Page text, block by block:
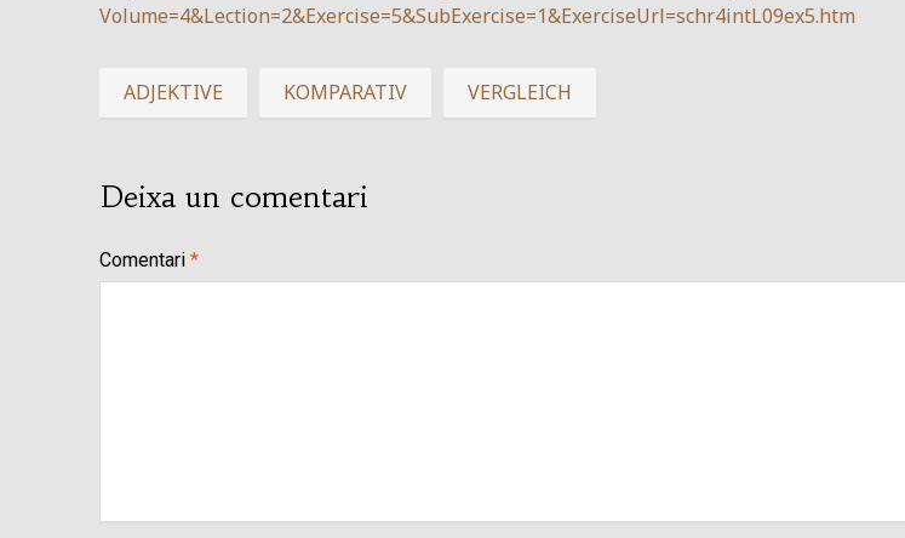
Volume=4&Lection=2&Exercise=5&SubExercise=1&ExerciseUrl=schr4intL09ex5.htm
ADJEKTIVE KOMPARATIV VERGLEICH
Deixa un comentari
Comentari *